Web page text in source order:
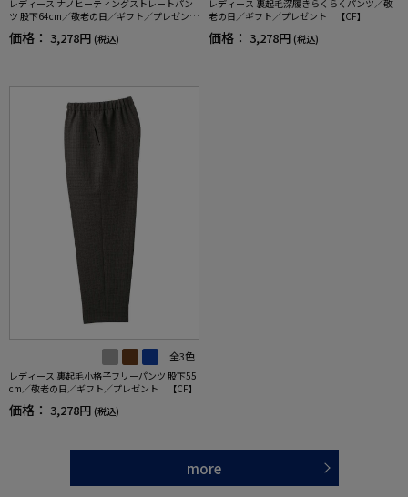
レディース ナノヒーティングストレートパン
ツ 股下64cm／敬老の日／ギフト／プレゼン
ト 【CF】
価格： 3,278円 (税込)
レディース 裏起毛深履きらくらくパンツ／敬
老の日／ギフト／プレゼント 【CF】
価格： 3,278円 (税込)
全3色
レディース 裏起毛小格子フリーパンツ 股下55
cm／敬老の日／ギフト／プレゼント 【CF】
価格： 3,278円 (税込)
more